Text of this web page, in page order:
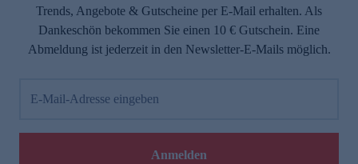
Trends, Angebote & Gutscheine per E-Mail erhalten. Als
Dankeschön bekommen Sie einen 10 € Gutschein. Eine
Abmeldung ist jederzeit in den Newsletter-E-Mails möglich.
E-Mail-Adresse eingeben
Anmelden